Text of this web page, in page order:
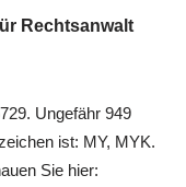
Rechtsanwalt
Ungefähr 949
ist: MY, MYK.
Sie hier: